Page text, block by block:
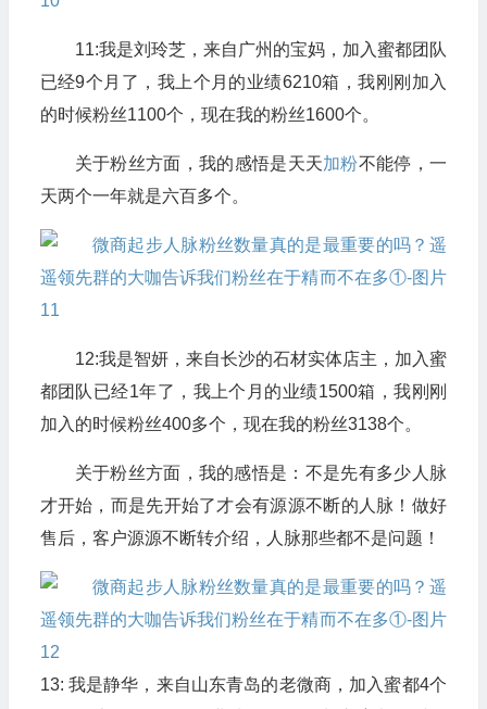
11:我是刘玲芝，来自广州的宝妈，加入蜜都团队
已经9个月了，我上个月的业绩6210箱，我刚刚加入
的时候粉丝1100个，现在我的粉丝1600个。
关于粉丝方面，我的感悟是天天加粉不能停，一
天两个一年就是六百多个。
12:我是智妍，来自长沙的石材实体店主，加入蜜
都团队已经1年了，我上个月的业绩1500箱，我刚刚
加入的时候粉丝400多个，现在我的粉丝3138个。
关于粉丝方面，我的感悟是：不是先有多少人脉
才开始，而是先开始了才会有源源不断的人脉！做好
售后，客户源源不断转介绍，人脉那些都不是问题！
13: 我是静华，来自山东青岛的老微商，加入蜜都4个